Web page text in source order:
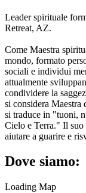
Leader spirituale
Retreat, AZ.
Come Maestra
mondo, formato
sociali e individui
attualmente
condividere la
si considera
si traduce in "tuoni,
Cielo e Terra." Il suo
aiutare a guarire e
Dove siamo:
Loading Map